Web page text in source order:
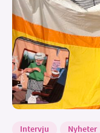
Intervju Nyheter